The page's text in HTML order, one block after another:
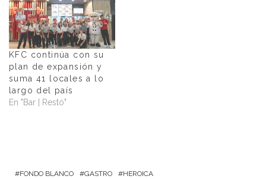
KFC continúa con su
plan de expansión y
suma 41 locales a lo
largo del país
En "Bar | Restó"
FONDO BLANCO GASTRO HEROICA